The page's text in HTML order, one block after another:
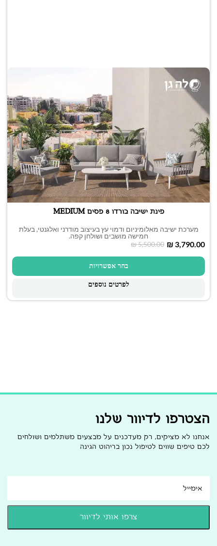
פינת ישיבה בורדו 8 פסים MEDIUM
מערכת ישיבה מאלומיניום ודמוי עץ בעיצוב מודרני ואלגנטי, בעלת
חמישה מושבים ושולחן קפה.
₪5,500.00 ₪ 3,790.00
בחר אפשרויות
לפרטים נוספים
הצטרפו לדיוור שלנו
אנחנו לא מציקים, רק מעדכנים על מבצעים משתלמים ושולחים
לכם טיפים שווים לטיפול נכון בריהוט הגינה